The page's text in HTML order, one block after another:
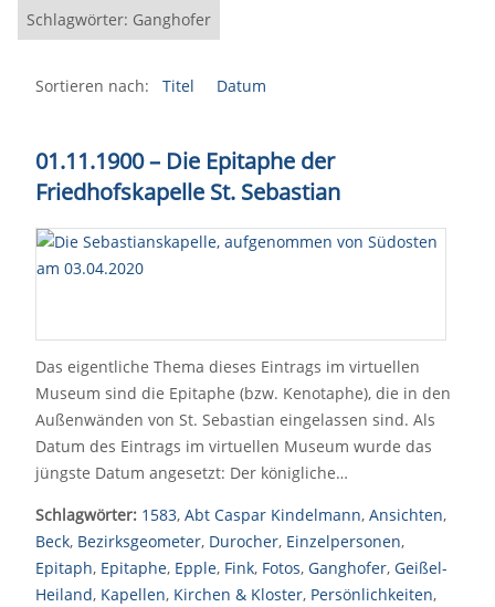
Schlagwörter: Ganghofer
Sortieren nach: Titel Datum
01.11.1900– Die Epitaphe der
Friedhofskapelle St. Sebastian
Das eigentliche Thema dieses Eintrags im virtuellen
Museum sind die Epitaphe (bzw. Kenotaphe), die in den
Außenwänden von St. Sebastian eingelassen sind. Als
Datum des Eintrags im virtuellen Museum wurde das
jüngste Datum angesetzt: Der königliche…
Schlagwörter: 1583, Abt Caspar Kindelmann, Ansichten,
Beck, Bezirksgeometer, Durocher, Einzelpersonen,
Epitaph, Epitaphe, Epple, Fink, Fotos, Ganghofer, Geißel-
Heiland, Kapellen, Kirchen & Kloster, Persönlichkeiten,